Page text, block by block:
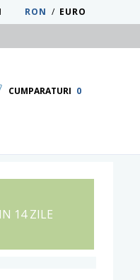
RON / EURO
CUMPARATURI 0
14 ZILE